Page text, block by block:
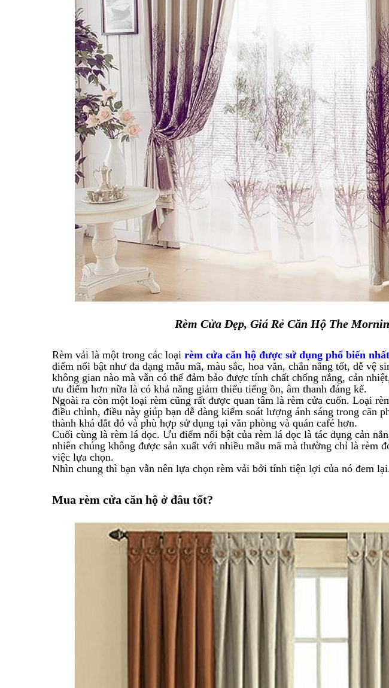
Rèm Cửa Đẹp, Giá Rẻ Căn Hộ The
Rèm vải là một trong các loại rèm cửa căn hộ được sử dụng phổ biến nhất
điểm nổi bật như đa dạng mẫu mã, màu sắc, hoa văn, chắn nắng tốt, dễ vệ
không gian nào mà vẫn có thể đảm bảo được tính chất chống nắng, cản
ưu điểm hơn nữa là có khả năng giảm thiểu tiếng ồn, âm thanh đáng kể.
Ngoài ra còn một loại rèm cũng rất được quan tâm là rèm cửa cuốn. Loại
điều chỉnh, điều này giúp bạn dễ dàng kiểm soát lượng ánh sáng trong căn
thành khá đắt đỏ và phù hợp sử dụng tại văn phòng và quán café hơn.
Cuối cùng là rèm lá dọc. Ưu điểm nổi bật của rèm lá dọc là tác dụng cản
nhiên chúng không được sản xuất với nhiều mẫu mã mà thường chỉ là rèm
việc lựa chọn.
Nhìn chung thì bạn vẫn nên lựa chọn rèm vải bởi tính tiện lợi của nó đem
Mua rèm cửa căn hộ ở đâu tốt?